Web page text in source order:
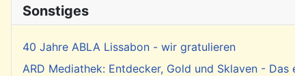
Sonstiges
40 Jahre ABLA Lissabon - wir gratulieren
ARD Mediathek: Entdecker, Gold und Sklaven -